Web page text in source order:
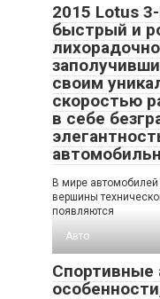
2015 Lotus
быстрый и
своим
скоростью
в себе
В мире
вершины
появляются
Авто
Спортивные